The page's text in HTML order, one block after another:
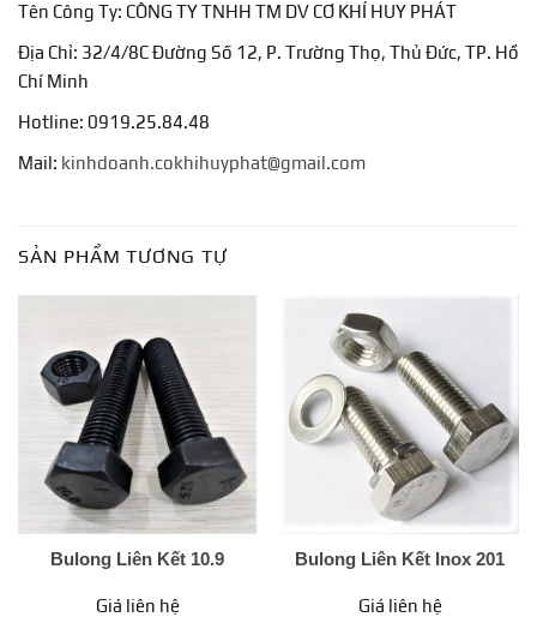
Tên Công Ty: CÔNG TY TNHH TM DV CƠ KHÍ HUY PHÁT
Địa Chỉ: 32/4/8C Đường Số 12, P. Trường Thọ, Thủ Đức, TP. Hồ
Chí Minh
Hotline: 0919.25.84.48
Mail: kinhdoanh.cokhihuyphat@gmail.com
SẢN PHẨM TƯƠNG TỰ
Bulong Liên Kết 10.9
Giá liên hệ
Bulong Liên Kết Inox 201
Giá liên hệ